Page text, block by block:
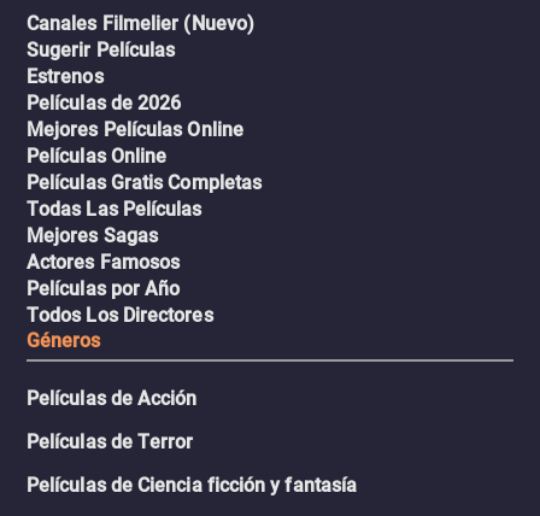
Canales Filmelier (Nuevo)
Sugerir Películas
Estrenos
Películas de 2026
Mejores Películas Online
Películas Online
Películas Gratis Completas
Todas Las Películas
Mejores Sagas
Actores Famosos
Películas por Año
Todos Los Directores
Géneros
Películas de Acción
Películas de Terror
Películas de Ciencia ficción y fantasía